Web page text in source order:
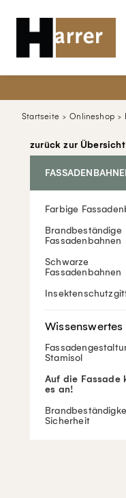
Startseite Onlineshop
zurück zur Übersicht
Farbige
Brandbeständige
Fassadenbahnen
Schwarze
Fassadenbahnen
Stamisol
Auf die Fassade
es an!
Sicherheit